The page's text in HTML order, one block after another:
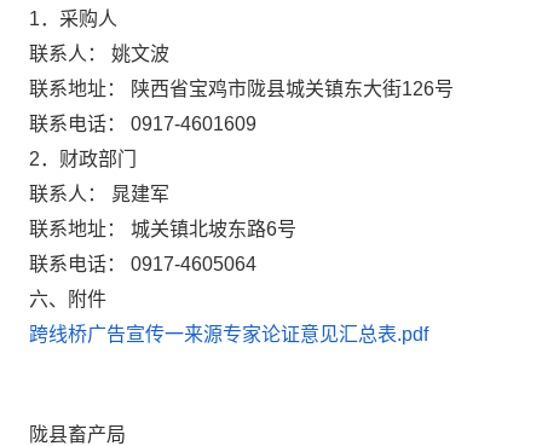
1．采购人
联系人： 姚文波
联系地址： 陕西省宝鸡市陇县城关镇东大街126号
联系电话： 0917-4601609
2．财政部门
联系人： 晁建军
联系地址： 城关镇北坡东路6号
联系电话： 0917-4605064
六、附件
跨线桥广告宣传一来源专家论证意见汇总表.pdf
陇县畜产局